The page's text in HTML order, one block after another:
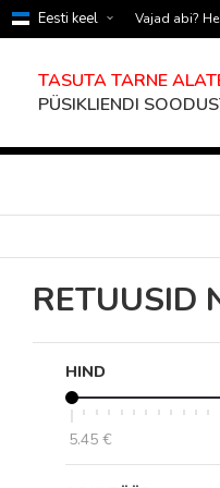
Eesti keel Vajad abi?
TASUTA TARNE
PÜSIKLIENDI
RETUUSID
HIND
5.45 €